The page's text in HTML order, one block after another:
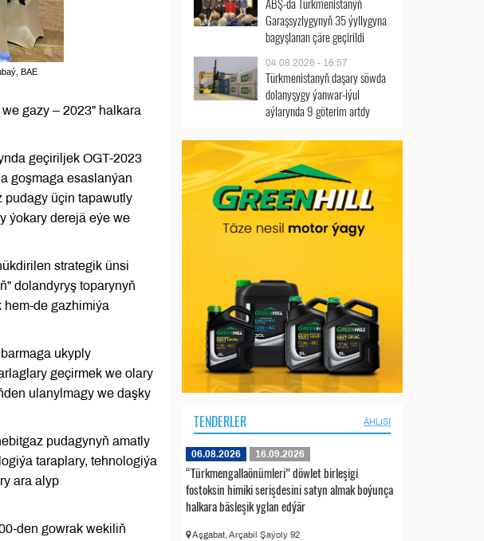
BAE
gazy – 2023” halkara
geçiriljek OGT-2023
goşmaga esaslanýan
pudagy üçin tapawutly
ýokary derejä eýe we
strategik ünsi
dolandyryş toparynyň
de gazhimiýa
ukyply
geçirmek we olary
ulanylmagy we daşky
pudagynyň amatly
taraplary, tehnologiýa
ara alyp
den gowrak wekiliň
Garaşsyzlygynyň 35 ýyllygyna
bagyşlanan çäre geçirildi
04.08.2026 - 16:57
Türkmenistanyň daşary söwda
dolanyşygy ýanwar-iýul
aýlarynda 9 göterim artdy
TENDERLER ÄHLISI
06.08.2026 16.09.2026
“Türkmengallaönümleri” döwlet birleşigi
fostoksin himiki serişdesini satyn almak boýunça
halkara bäsleşik yglan edýär
Aşgabat, Arçabil Şaýoly 92